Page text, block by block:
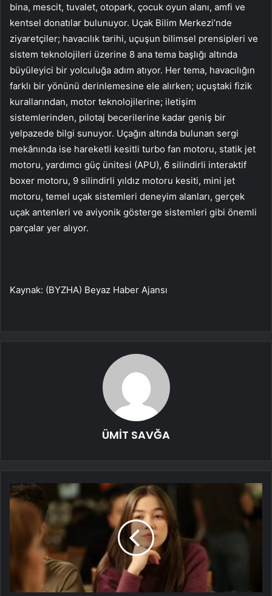
bina, mescit, tuvalet, otopark, çocuk oyun alanı, amfi ve
kentsel donatılar bulunuyor. Uçak Bilim Merkezi’nde
ziyaretçiler; havacılık tarihi, uçuşun bilimsel prensipleri ve
sistem teknolojileri üzerine 8 ana tema başlığı altında
büyüleyici bir yolculuğa adım atıyor. Her tema, havacılığın
farklı bir yönünü derinlemesine ele alırken; uçuştaki fizik
kurallarından, motor teknolojilerine; iletişim
sistemlerinden, pilotaj becerilerine kadar geniş bir
yelpazede bilgi sunuyor. Uçağın altında bulunan sergi
mekânında ise hareketli kesitli turbo fan motoru, statik jet
motoru, yardımcı güç ünitesi (APU), 6 silindirli interaktif
boxer motoru, 9 silindirli yıldız motoru kesiti, mini jet
motoru, temel uçak sistemleri deneyim alanları, gerçek
uçak antenleri ve aviyonik gösterge sistemleri gibi önemli
parçalar yer alıyor.
Kaynak: (BYZHA) Beyaz Haber Ajansı
ÜMİT SAVĞA